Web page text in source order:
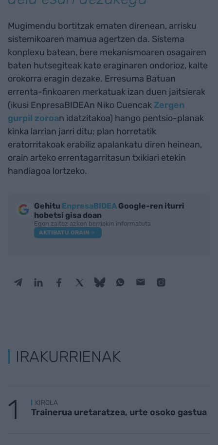
Mugimendu bortitzak ematen direnean, arrisku
sistemikoaren mamua agertzen da. Sistema
konplexu batean, bere mekanismoaren osagairen
baten hutsegiteak kate eraginaren ondorioz, kalte
orokorra eragin dezake. Erresuma Batuan
errenta-finkoaren merkatuak izan duen jaitsierak
(ikusi EnpresaBIDEAn Niko Cuencak Zergen
gurpil zoroan idatzitakoa) hango pentsio-planak
kinka larrian jarri ditu; plan horretatik
eratorritakoak erabiliz apalankatu diren heinean,
orain arteko errentagarritasun txikiari etekin
handiagoa lortzeko.
Gehitu EnpresaBIDEA Google-ren iturri
hobetsi gisa doan
Egon zaitez azken berriekin informatuta
AKTIBATU ORAIN
IRAKURRIENAK
KIROLA
Trainerua uretaratzea, urte osoko gastua